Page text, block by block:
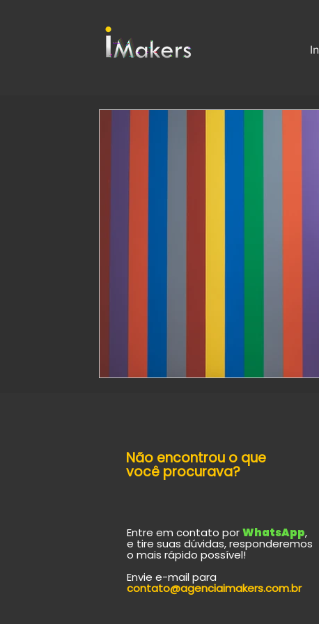
Não encontrou o que
você procurava?​
Entre em contato porWhatsApp,
e tire suas dúvidas, responderemos
o mais rápido possível!
Envie e-mail para
contato@agenciaimakers.com.br